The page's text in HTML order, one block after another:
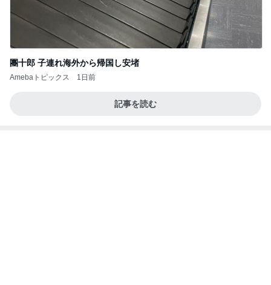
息子が希望したさっぱりした補食
Amebaトピックス 1日前
田舎のクソ義母vs都会育ちの嫁